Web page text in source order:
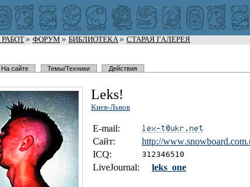
ФОРУМ БИБЛИОТЕКА
СТАРАЯ ГАЛЕРЕЯ
На сайте Темы/Техники Действия
Leks!
Киев-Львов
E-mail:
Сайт:
http://www.snowboard
ICQ: 312346510
LiveJournal: leks_one